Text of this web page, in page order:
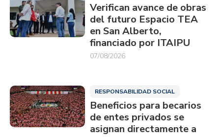
Verifican avance de obras
del futuro Espacio TEA
en San Alberto,
financiado por ITAIPU
07/08/2026
RESPONSABILIDAD SOCIAL
Beneficios para becarios
de entes privados se
asignan directamente a